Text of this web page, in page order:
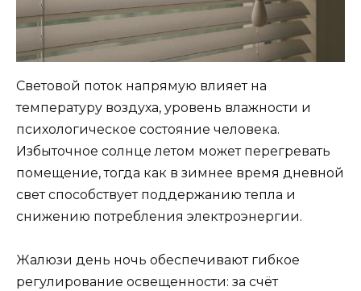
Световой поток напрямую влияет на
температуру воздуха, уровень влажности и
психологическое состояние человека.
Избыточное солнце летом может перегревать
помещение, тогда как в зимнее время дневной
свет способствует поддержанию тепла и
снижению потребления электроэнергии.
Жалюзи день ночь обеспечивают гибкое
регулирование освещенности: за счёт